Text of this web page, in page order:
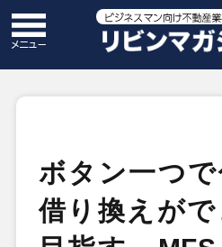
ボタン一つ
借り換えが